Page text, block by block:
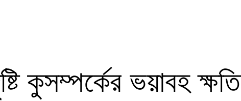
কুসম্পর্কের ভয়াবহ ক্ষতি